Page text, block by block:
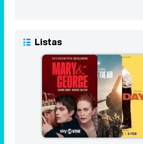
Las 10 mejores
trimestre de 2024